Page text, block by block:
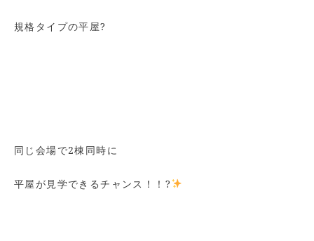
規格タイプの平屋?
同じ会場で2棟同時に
平屋が見学できるチャンス！！?